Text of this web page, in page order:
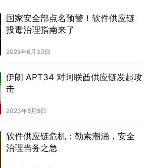
国家安全部点名预警！软件供应链
投毒治理指南来了
2026年6月30日
伊朗 APT34 对阿联酋供应链发起攻
击
2023年8月9日
软件供应链危机：勒索潮涌，安全
治理当务之急